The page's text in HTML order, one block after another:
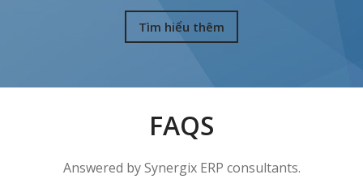
Tìm hiểu thêm
FAQS
Answered by Synergix ERP consultants.